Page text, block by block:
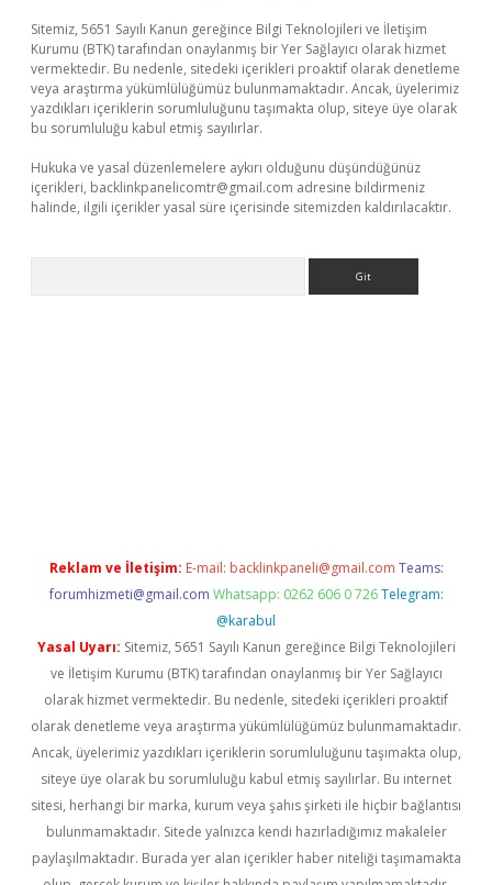
Sitemiz, 5651 Sayılı Kanun gereğince Bilgi Teknolojileri ve İletişim
Kurumu (BTK) tarafından onaylanmış bir Yer Sağlayıcı olarak hizmet
vermektedir. Bu nedenle, sitedeki içerikleri proaktif olarak denetleme
veya araştırma yükümlülüğümüz bulunmamaktadır. Ancak, üyelerimiz
yazdıkları içeriklerin sorumluluğunu taşımakta olup, siteye üye olarak
bu sorumluluğu kabul etmiş sayılırlar.
Hukuka ve yasal düzenlemelere aykırı olduğunu düşündüğünüz
içerikleri, backlinkpanelicomtr@gmail.com adresine bildirmeniz
halinde, ilgili içerikler yasal süre içerisinde sitemizden kaldırılacaktır.
Reklam ve İletişim: E-mail: backlinkpaneli@gmail.com Teams:
forumhizmeti@gmail.com Whatsapp: 0262 606 0 726 Telegram:
@karabul
Yasal Uyarı: Sitemiz, 5651 Sayılı Kanun gereğince Bilgi Teknolojileri
ve İletişim Kurumu (BTK) tarafından onaylanmış bir Yer Sağlayıcı
olarak hizmet vermektedir. Bu nedenle, sitedeki içerikleri proaktif
olarak denetleme veya araştırma yükümlülüğümüz bulunmamaktadır.
Ancak, üyelerimiz yazdıkları içeriklerin sorumluluğunu taşımakta olup,
siteye üye olarak bu sorumluluğu kabul etmiş sayılırlar. Bu internet
sitesi, herhangi bir marka, kurum veya şahıs şirketi ile hiçbir bağlantısı
bulunmamaktadır. Sitede yalnızca kendi hazırladığımız makaleler
paylaşılmaktadır. Burada yer alan içerikler haber niteliği taşımamakta